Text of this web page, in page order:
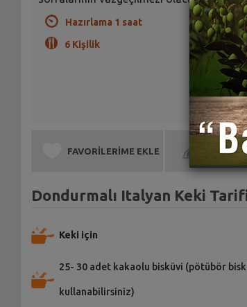
Hazırlama 1 saat
6 Kişilik
FAVORİLERİME EKLE BEN DE
Dondurmalı Italyan Keki
Keki için
25- 30 adet kakaolu bisküvi (pötübör
kullanabilirsiniz)